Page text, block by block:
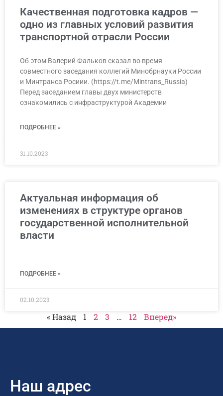
Качественная подготовка кадров —
одно из главных условий развития
транспортной отрасли России
Об этом Валерий Фальков сказал во время
совместного заседания коллегий Минобрнауки России
и Минтранса Росиии. (https://t.me/Mintrans_Russia)
Перед заседанием главы двух министерств
ознакомились с инфраструктурой Академии
ПОДРОБНЕЕ »
31.10.2023
Актуальная информация об
изменениях в структуре органов
государственной исполнительной
власти
ПОДРОБНЕЕ »
02.10.2023
« Назад 1 2 3 … 12 Вперед»
Наш адрес